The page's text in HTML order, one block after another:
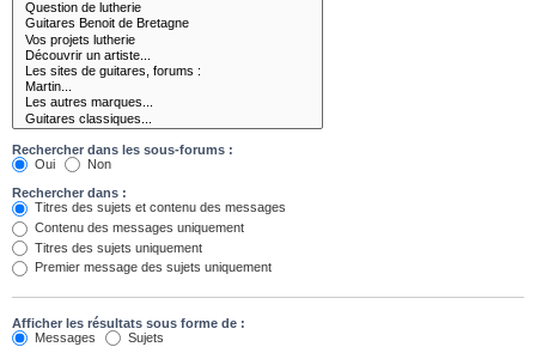
Rechercher dans les sous-forums :
Oui
Non
Rechercher dans :
Titres des sujets et contenu des messages
Contenu des messages uniquement
Titres des sujets uniquement
Premier message des sujets uniquement
Afficher les résultats sous forme de :
Messages
Sujets